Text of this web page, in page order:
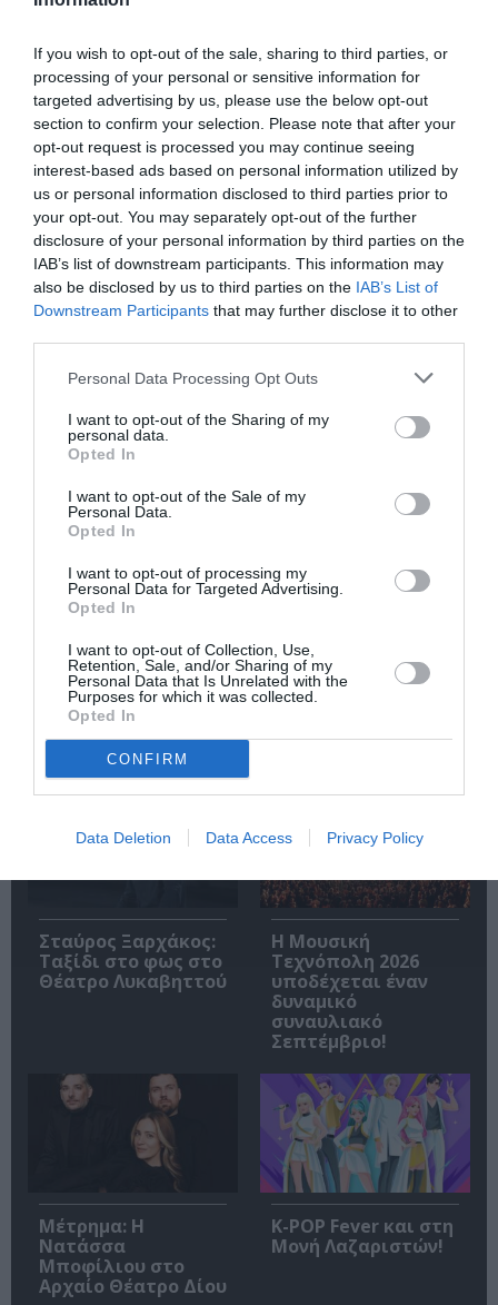
If you wish to opt-out of the sale, sharing to third parties, or
processing of your personal or sensitive information for
targeted advertising by us, please use the below opt-out
section to confirm your selection. Please note that after your
opt-out request is processed you may continue seeing
interest-based ads based on personal information utilized by
us or personal information disclosed to third parties prior to
your opt-out. You may separately opt-out of the further
disclosure of your personal information by third parties on the
IAB’s list of downstream participants. This information may
also be disclosed by us to third parties on the IAB’s List of
Downstream Participants that may further disclose it to other
Personal Data Processing Opt Outs
I want to opt-out of the Sharing of my
personal data.
Opted In
I want to opt-out of the Sale of my
Personal Data.
Opted In
I want to opt-out of processing my
Personal Data for Targeted Advertising.
Opted In
I want to opt-out of Collection, Use,
Retention, Sale, and/or Sharing of my
Personal Data that Is Unrelated with the
Purposes for which it was collected.
Opted In
CONFIRM
Data Deletion Data Access Privacy Policy
Ακολουθήστε το Culturenow.gr στοGoogle Newsκαι
μάθετε πρώτοι όλες τις ειδήσεις
Δείτε όλα τατελευταία νέαγια την Τέχνη και τον
Πολιτισμό στοCulturenow.gr
Νέοι Διαγωνισμοί❯
Tags
POP - ROCK - ALTERNATIVE
ΕΛΛΗΝΙΚΟ ΡΟΚ
Newsletter
Κάθε βδομάδα στο e-mail σας τα τελευταία νέα για
Σχετικά Άρθρα
Σταύρος Ξαρχάκος:
Ταξίδι στο φως στο
Θέατρο Λυκαβηττού
Η Μουσική
Τεχνόπολη 2026
υποδέχεται έναν
δυναμικό
συναυλιακό
Σεπτέμβριο!
Μέτρημα: Η
Νατάσσα
Μποφίλιου στο
Αρχαίο Θέατρο Δίου
K-POP Fever και στη
Μονή Λαζαριστών!